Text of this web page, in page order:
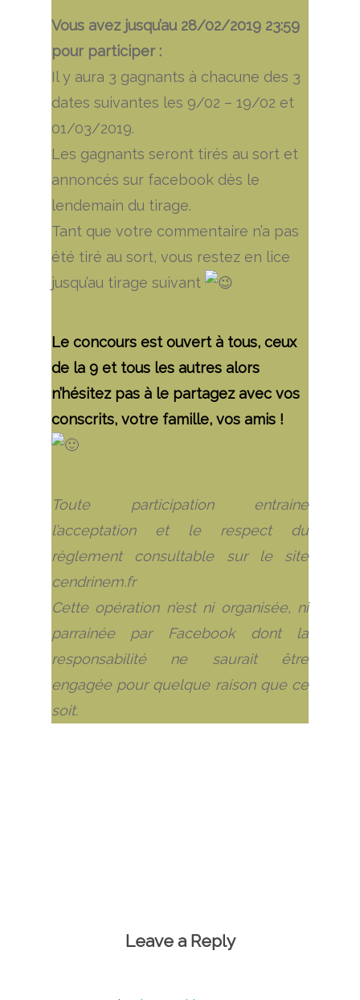
Vous avez jusqu’au 28/02/2019 23:59
pour participer :
Il y aura 3 gagnants à chacune des 3
dates suivantes les 9/02 – 19/02 et
01/03/2019.
Les gagnants seront tirés au sort et
annoncés sur facebook dès le
lendemain du tirage.
Tant que votre commentaire n’a pas
été tiré au sort, vous restez en lice
jusqu’au tirage suivant
Le concours est ouvert à tous, ceux
de la 9 et tous les autres alors
n’hésitez pas à le partagez avec vos
conscrits, votre famille, vos amis !
Toute participation entraine
l’acceptation et le respect du
règlement consultable sur le site
cendrinem.fr
Cette opération n’est ni organisée, ni
parrainée par Facebook dont la
responsabilité ne saurait être
engagée pour quelque raison que ce
soit.
Leave a Reply